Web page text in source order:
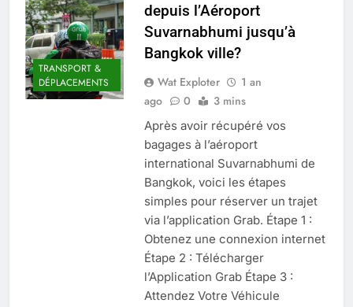
TRANSPORT &
DÉPLACEMENTS
depuis l’Aéroport
Suvarnabhumi jusqu’à
Bangkok ville?
Wat Exploter
1 an
ago
0 3 mins
Après avoir récupéré vos
bagages à l’aéroport
international Suvarnabhumi de
Bangkok, voici les étapes
simples pour réserver un trajet
via l’application Grab. Étape 1 :
Obtenez une connexion internet
Étape 2 : Télécharger
l’Application Grab Étape 3 :
Attendez Votre Véhicule